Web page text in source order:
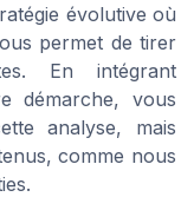
évolutive où
permet de tirer
En intégrant
démarche, vous
analyse, mais
comme nous